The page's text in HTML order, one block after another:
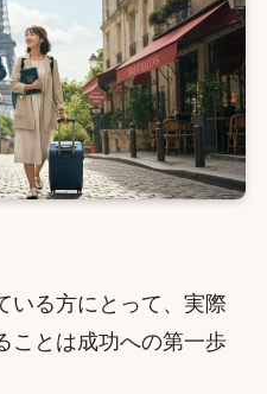
いる方にとって、実際
ことは成功への第一歩